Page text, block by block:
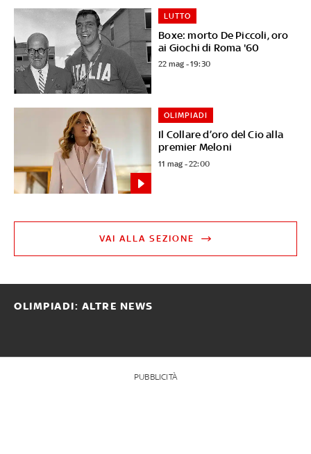
Boxe: morto De Piccoli, oro
ai Giochi di Roma '60
LUTTO
22 mag - 19:30
Il Collare d’oro del Cio alla
premier Meloni
OLIMPIADI
11 mag - 22:00
VAI ALLA SEZIONE
OLIMPIADI: ALTRE NEWS
PUBBLICITÀ